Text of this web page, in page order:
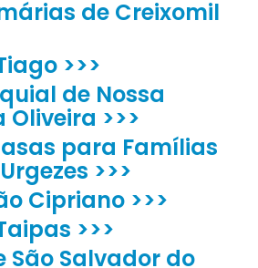
de Creixomil
>>>
de Nossa
Oliveira >>>
para Famílias
>>>
Cipriano >>>
>>>
São Salvador do